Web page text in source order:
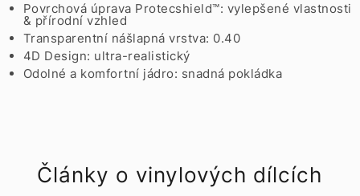
Povrchová úprava Protecshield™: vylepšené vlastnosti
& přírodní vzhled
Transparentní nášlapná vrstva: 0.40
4D Design: ultra-realistický
Odolné a komfortní jádro: snadná pokládka
Články o vinylových dílcích